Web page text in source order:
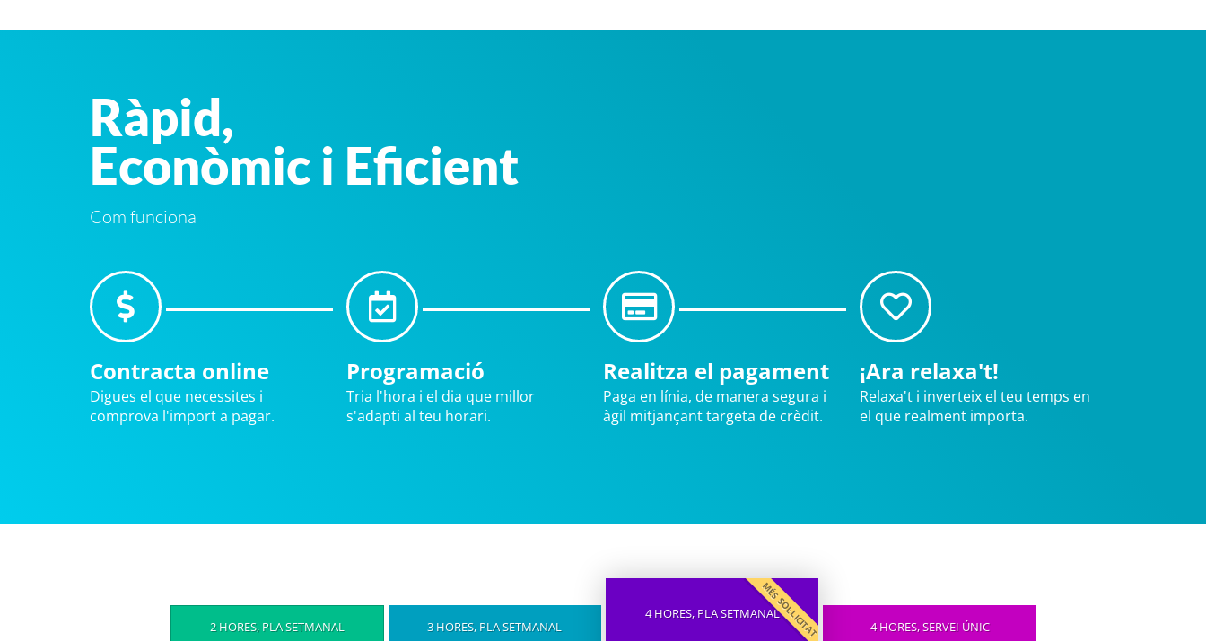
Ràpid,
Econòmic i Eficient
Com funciona
Contracta online
Digues el que necessites i
comprova l'import a pagar.
Programació
Tria l'hora i el dia que millor
s'adapti al teu horari.
Realitza el pagament
Paga en línia, de manera segura i
àgil mitjançant targeta de crèdit.
¡Ara relaxa't!
Relaxa't i inverteix el teu temps en
el que realment importa.
2 HORES, PLA SETMANAL 3 HORES, PLA SETMANAL MÉS SOL·LICITAT
4 HORES, PLA SETMANAL
4 HORES, SERVEI ÚNIC